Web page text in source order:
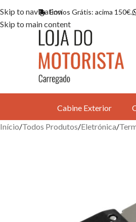
Skip to navigation
Skip to main content
Envios Grátis: acima 150€.
Cabine Exterior
Início Todos Produtos Eletrónica